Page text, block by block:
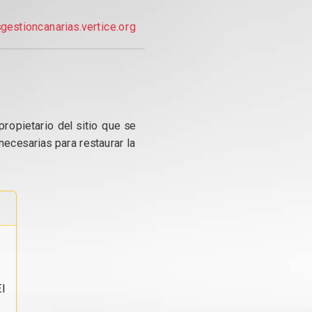
del sitio que se
para restaurar la